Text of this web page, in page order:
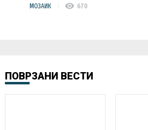
МОЗАИК visibility 670
ПОВРЗАНИ ВЕСТИ